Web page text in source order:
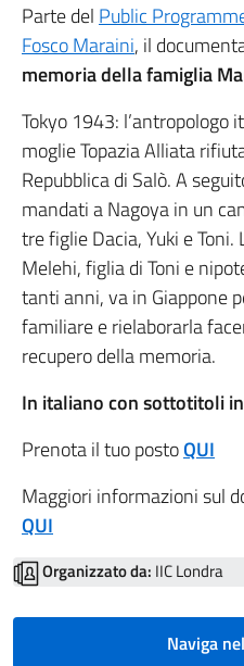
Parte del Public
Fosco Maraini, il
memoria della famiglia
Tokyo 1943: l’antropologo
moglie Topazia Alliata
Repubblica di Salò. A
mandati a Nagoya in un
tre figlie Dacia, Yuki e
Melehi, figlia di Toni e
tanti anni, va in Giappone
familiare e rielaborarla
recupero della memoria.
In italiano con sottotitoli
Prenota il tuo postoQUI
Maggiori informazioni sul
QUI
Organizzato da: IIC Londra
Naviga